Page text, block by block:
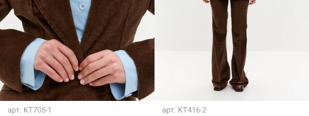
арт. KT705-1 арт. KT416-2